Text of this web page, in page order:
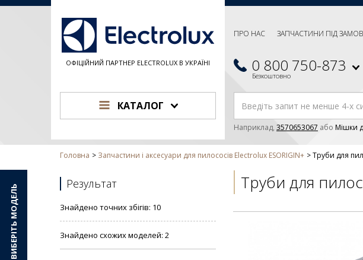
ОФІЦІЙНИЙ ПАРТНЕР ELECTROLUX В УКРАЇНІ
ПРО НАС ЗАПЧАСТИНИ ПІД
0 800 750-873
Безкоштовно
КАТАЛОГ
Наприклад, 3570653067 або Мішки
Головна Запчастини і аксесуари для пилососів Electrolux ESORIGIN+ Труби для
Результат
Знайдено точних збігів: 10
Знайдено схожих моделей: 2
Труби для
ВИБЕРІТЬ МОДЕЛЬ